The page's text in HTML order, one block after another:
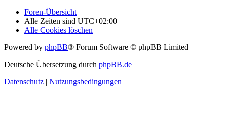
Foren-Übersicht
Alle Zeiten sind UTC+02:00
Alle Cookies löschen
Powered by phpBB® Forum Software © phpBB Limited
Deutsche Übersetzung durch phpBB.de
Datenschutz | Nutzungsbedingungen